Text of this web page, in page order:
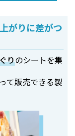
がりに差がつ
りのシートを集
て販売できる製